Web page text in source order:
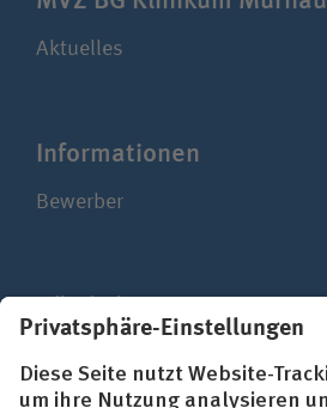
Aktuelles
Infor­ma­ti­onen
Bewerber
Nützliches